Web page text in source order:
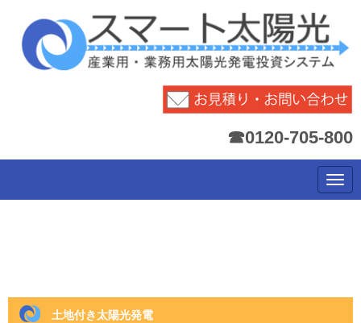
☎0120-705-800
N
a
n
土地付き太陽光発電